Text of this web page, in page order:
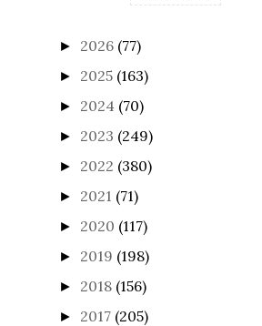
► 2026 (77)
► 2025 (163)
► 2024 (70)
► 2023 (249)
► 2022 (380)
► 2021 (71)
► 2020 (117)
► 2019 (198)
► 2018 (156)
► 2017 (205)